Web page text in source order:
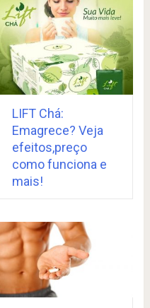
LIFT Chá:
Emagrece? Veja
efeitos,preço
como funciona e
mais!